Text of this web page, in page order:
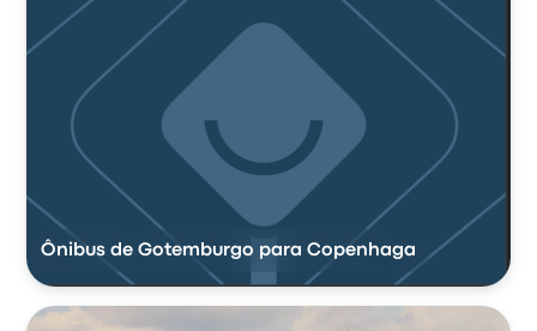
Ônibus de Gotemburgo para Copenhaga